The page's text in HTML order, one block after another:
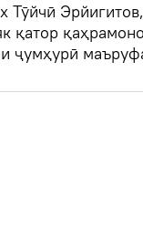
Тӯйчӣ
қатор
ҷумҳурӣ